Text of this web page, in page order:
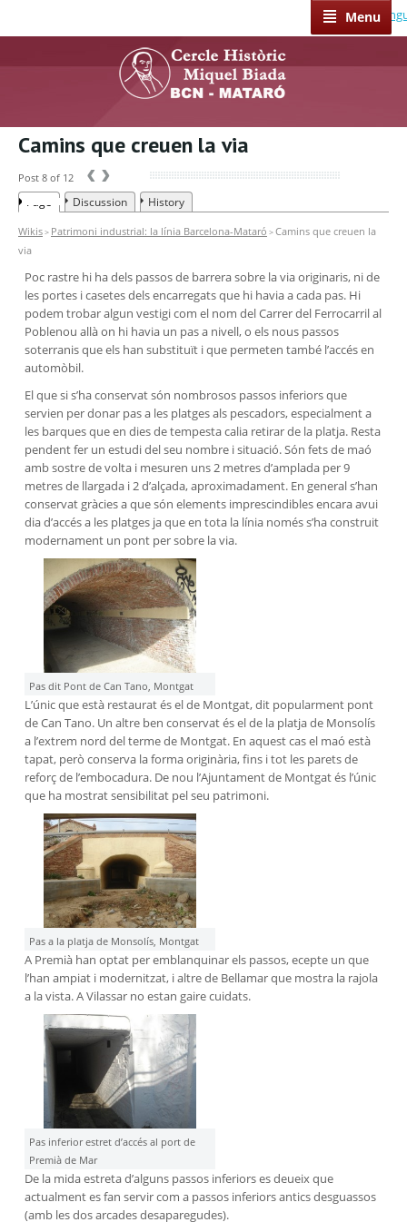
Menu
Select
Camins que creuen la via
Post 8 of 12 ‹ ›
Discussion History
Wikis> Patrimoni industrial: la línia Barcelona-Mataró >Camins que creuen la
via
Poc rastre hi ha dels passos de barrera sobre la via originaris, ni de
les portes i casetes dels encarregats que hi havia a cada pas. Hi
podem trobar algun vestigi com el nom del Carrer del Ferrocarril al
Poblenou allà on hi havia un pas a nivell, o els nous passos
soterranis que els han substituït i que permeten també l’accés en
automòbil.
El que si s’ha conservat són nombrosos passos inferiors que
servien per donar pas a les platges als pescadors, especialment a
les barques que en dies de tempesta calia retirar de la platja. Resta
pendent fer un estudi del seu nombre i situació. Són fets de maó
amb sostre de volta i mesuren uns 2 metres d’amplada per 9
metres de llargada i 2 d’alçada, aproximadament. En general s’han
conservat gràcies a que són elements imprescindibles encara avui
dia d’accés a les platges ja que en tota la línia només s’ha construit
modernament un pont per sobre la via.
Pas dit Pont de Can Tano, Montgat
L’únic que està restaurat és el de Montgat, dit popularment pont
de Can Tano. Un altre ben conservat és el de la platja de Monsolís
a l’extrem nord del terme de Montgat. En aquest cas el maó està
tapat, però conserva la forma originària, fins i tot les parets de
reforç de l’embocadura. De nou l’Ajuntament de Montgat és l’únic
que ha mostrat sensibilitat pel seu patrimoni.
Pas a la platja de Monsolís, Montgat
A Premià han optat per emblanquinar els passos, ecepte un que
l’han ampiat i modernitzat, i altre de Bellamar que mostra la rajola
a la vista. A Vilassar no estan gaire cuidats.
Pas inferior estret d’accés al port de
Premià de Mar
De la mida estreta d’alguns passos inferiors es deueix que
actualment es fan servir com a passos inferiors antics desguassos
(amb les dos arcades desaparegudes).